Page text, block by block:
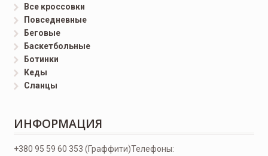
Все кроссовки
Повседневные
Беговые
Баскетбольные
Ботинки
Кеды
Сланцы
ИНФОРМАЦИЯ
Телефоны:
+380 95 59 60 353 (Граффити)